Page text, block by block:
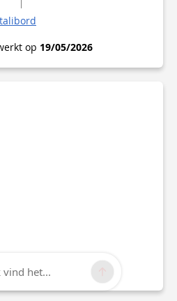
op 19/05/2026
het...